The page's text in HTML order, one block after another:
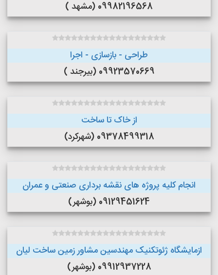
09982196568 (مشهد )
طراحی - بازسازی - اجرا
09923570669 (بیرجند )
از خاک تا ساخت
09378499318 (شهرکرد)
انجام کلیه پروژه های نقشه برداری صنعتی و عمران
09129451624 (بوشهر)
ازمایشگاه ژئوتکنیک مهندسین مشاور زمین ساخت لیان
09912937228 (بوشهر)